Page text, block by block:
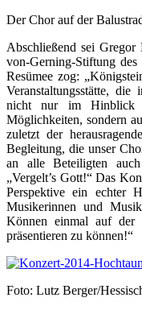
Der Chor auf der
Abschließend sei Gregor
von-Gerning-Stiftung
Resümee zog:
Veranstaltungsstätte,
nicht nur im Hinblick
Möglichkeiten, sondern
zuletzt der
Begleitung, die unser
an alle Beteiligten
„Vergelt’s Gott!“ Das
Perspektive ein echter
Musikerinnen und
Können einmal auf der
präsentieren zu können!“
Foto: Lutz Berger/